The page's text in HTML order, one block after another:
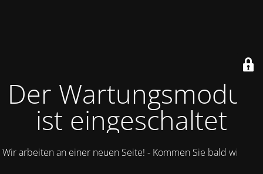
Der Wartungsmodus
ist eingeschaltet
Wir arbeiten an einer neuen Seite! - Kommen Sie bald wieder.